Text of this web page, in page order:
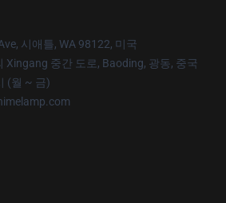
시애틀, WA 98122, 미국
Xingang 중간 도로, Baoding, 광동, 중국
(월 ~ 금)